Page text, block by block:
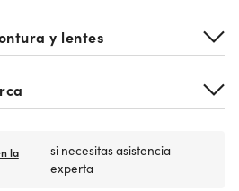
y lentes
la
si necesitas asistencia
experta